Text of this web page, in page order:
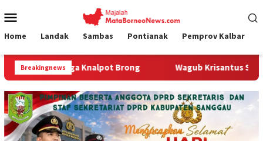
ke
Mobile
Home Landak Sambas Pontianak Pemprov Kalbar
Breakingnews
Knalpot Brong Wagub Krisantus Sambut Kembali